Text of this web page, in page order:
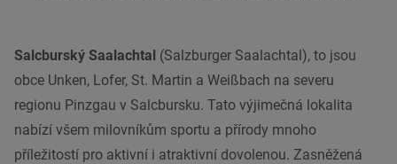
Salcburský Saalachtal (Salzburger Saalachtal), to jsou
obce Unken, Lofer, St. Martin a Weißbach na severu
regionu Pinzgau v Salcbursku. Tato výjimečná lokalita
nabízí všem milovníkům sportu a přírody mnoho
příležitostí pro aktivní i atraktivní dovolenou. Zasněžená